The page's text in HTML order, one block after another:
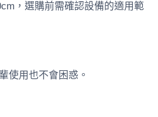
，選購前需確認設備的適用範
使用也不會困惑。